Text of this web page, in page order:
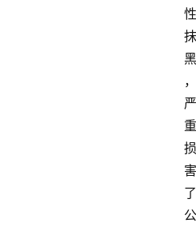
性
抹
黑
，
严
重
损
害
了
公